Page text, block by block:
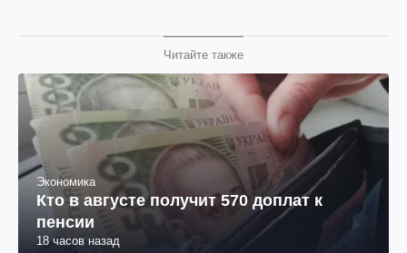
Читайте также
Экономика
Кто в августе получит 570 доплат к
пенсии
18 часов назад